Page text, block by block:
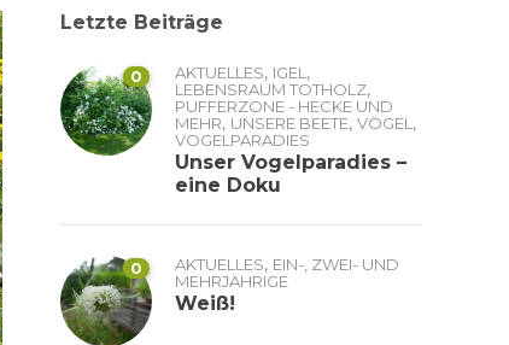
Letzte Beiträge
0 AKTUELLES, IGEL ,
LEBENSRAUM TOTHOLZ,
PUFFERZONE - HECKE UND
MEHR, UNSERE BEETE, VÖGEL ,
VOGELPARADIES
Unser Vogelparadies –
eine Doku
0 AKTUELLES, EIN-, ZWEI- UND
MEHRJÄHRIGE
Weiß!